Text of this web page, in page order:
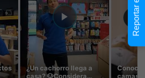
Reportar error